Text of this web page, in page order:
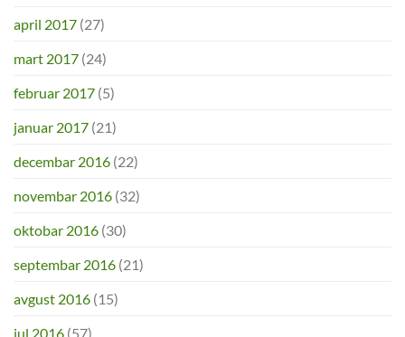
april 2017 (27)
mart 2017 (24)
februar 2017 (5)
januar 2017 (21)
decembar 2016 (22)
novembar 2016 (32)
oktobar 2016 (30)
septembar 2016 (21)
avgust 2016 (15)
jul 2016 (57)